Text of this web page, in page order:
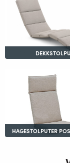
HAGESTOLPUTER